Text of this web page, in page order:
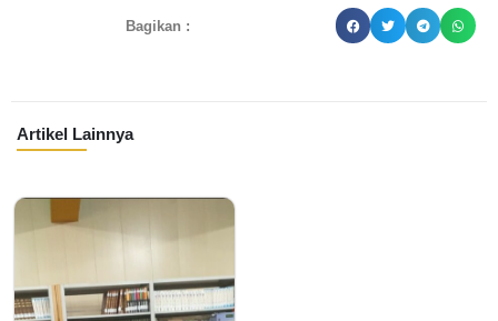
Bagikan :
Artikel Lainnya